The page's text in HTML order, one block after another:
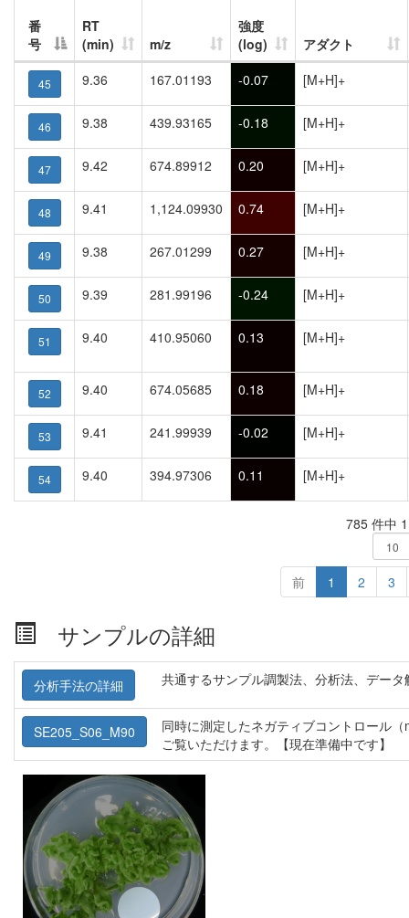
番
号
RT
(min)
m/z
強度
(log)
アダクト
45 9.36 167.01193 -0.07 [M+H]+
46 9.38 439.93165 -0.18 [M+H]+
47 9.42 674.89912 0.20 [M+H]+
48 9.41 1,124.09930 0.74 [M+H]+
49 9.38 267.01299 0.27 [M+H]+
50 9.39 281.99196 -0.24 [M+H]+
51 9.40 410.95060 0.13 [M+H]+
52 9.40 674.05685 0.18 [M+H]+
53 9.41 241.99939 -0.02 [M+H]+
54 9.40 394.97306 0.11 [M+H]+
785 件中
前 1 2 3
サンプルの詳細
分析手法の詳細 共通するサンプル調製法、分析法、デー
SE205_S06_M90
同時に測定したネガティブコントロール
ご覧いただけます。【現在準備中です】